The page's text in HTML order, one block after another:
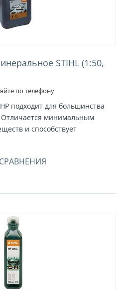
STIHL (1:50,
по телефону
подходит для большинства
Отличается минимальным
и способствует